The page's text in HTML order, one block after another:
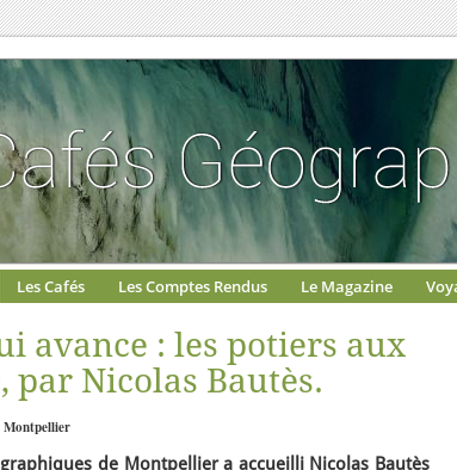
Les Cafés Les Comptes Rendus Le Magazine
avance : les potiers aux
par Nicolas Bautès.
Montpellier
de Montpellier a accueilli Nicolas Bautès